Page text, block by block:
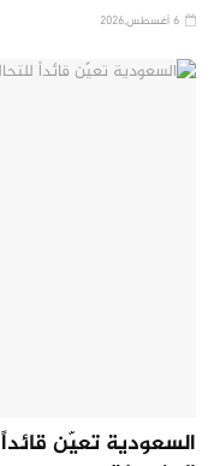
السعودية تعيّن